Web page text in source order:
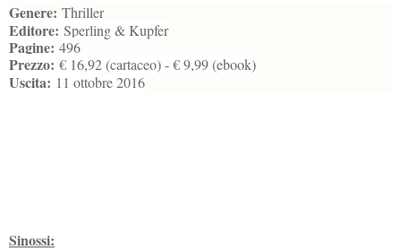
Genere: Thriller
Editore: Sperling & Kupfer
Pagine: 496
Prezzo: € 16,92 (cartaceo) - € 9,99 (ebook)
Uscita: 11 ottobre 2016
Sinossi: